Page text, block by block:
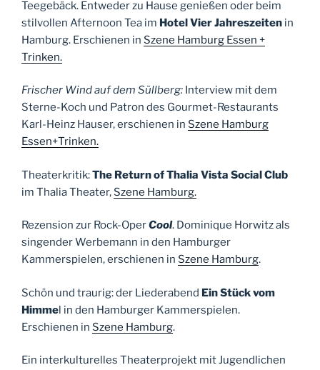
Teegebäck. Entweder zu Hause genießen oder beim
stilvollen Afternoon Tea im Hotel Vier Jahreszeiten in
Hamburg. Erschienen in Szene Hamburg Essen +
Trinken.
Frischer Wind auf dem Süllberg: Interview mit dem
Sterne-Koch und Patron des Gourmet-Restaurants
Karl-Heinz Hauser, erschienen in Szene Hamburg
Essen+Trinken.
Theaterkritik:The Return of Thalia Vista Social Club
im Thalia Theater, Szene Hamburg.
Rezension zur Rock-OperCool. Dominique Horwitz als
singender Werbemann in den Hamburger
Kammerspielen, erschienen in Szene Hamburg.
Schön und traurig: der Liederabend Ein Stück vom
Himmel in den Hamburger Kammerspielen.
Erschienen in Szene Hamburg.
Ein interkulturelles Theaterprojekt mit Jugendlichen